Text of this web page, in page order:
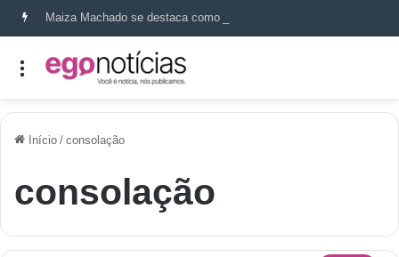
Início / consolação
consolação